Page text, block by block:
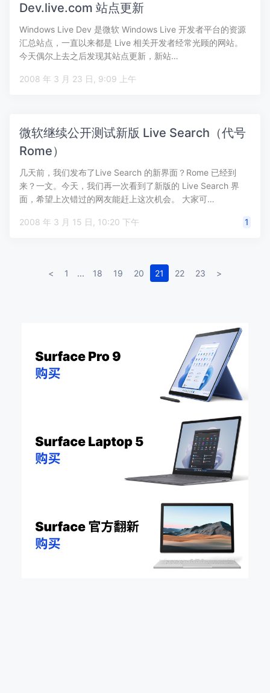
Dev.live.com 站点更新
Windows Live Dev 是微软 Windows Live 开发者平台的资源
汇总站点，一直以来都是 Live 相关开发者经常光顾的网站。
今天偶尔上去之后发现其站点更新，新站…
2008 年 3 月 23 日, 9:09 上午
微软继续公开测试新版 Live Search（代号
Rome）
几天前，我们发布了Live Search 的新界面？Rome 已经到
来？一文。今天，我们再一次看到了新版的 Live Search 界
面，希望上次错过的网友能赶上这次机会。 大家可…
2008 年 3 月 15 日, 10:20 下午 1
< 1 ... 18 19 20 21 22 23 >